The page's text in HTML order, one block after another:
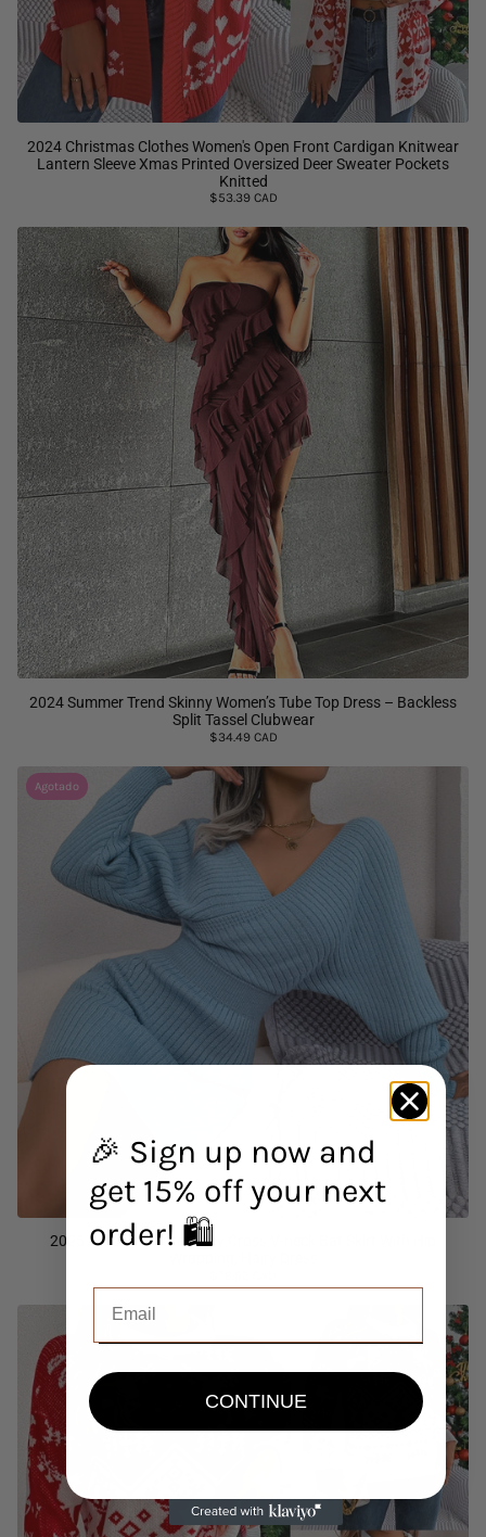
2024 Christmas Clothes Women's Open Front Cardigan Knitwear
Lantern Sleeve Xmas Printed Oversized Deer Sweater Pockets
Knitted
$53.39 CAD
2024 Summer Trend Skinny Women’s Tube Top Dress – Backless
Split Tassel Clubwear
$34.49 CAD
Agotado
2025 Autumn-Winter Sexy Cross V-neck Bat Skirt With Hip
🎉 Sign up now and
get 15% off your next
order! 🛍️
CONTINUE